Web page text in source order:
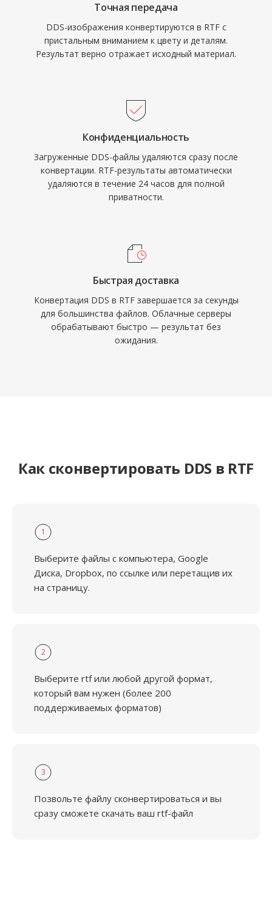
Точная передача
DDS-изображения конвертируются в RTF с
пристальным вниманием к цвету и деталям.
Результат верно отражает исходный материал.
Конфиденциальность
Загруженные DDS-файлы удаляются сразу после
конвертации. RTF-результаты автоматически
удаляются в течение 24 часов для полной
приватности.
Быстрая доставка
Конвертация DDS в RTF завершается за секунды
для большинства файлов. Облачные серверы
обрабатывают быстро — результат без
ожидания.
Как сконвертировать DDS в RTF
1
Выберите файлы с компьютера, Google
Диска, Dropbox, по ссылке или перетащив их
на страницу.
2
Выберите rtf или любой другой формат,
который вам нужен (более 200
поддерживаемых форматов)
3
Позвольте файлу сконвертироваться и вы
сразу сможете скачать ваш rtf-файл